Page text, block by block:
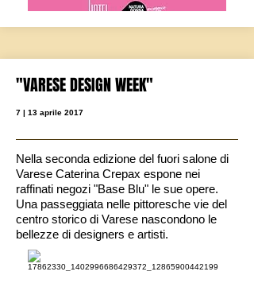
"VARESE DESIGN WEEK"
7 | 13 aprile 2017
Nella seconda edizione del fuori salone di
Varese Caterina Crepax espone nei
raffinati negozi "Base Blu" le sue opere.
Una passeggiata nelle pittoresche vie del
centro storico di Varese nascondono le
bellezze di designers e artisti.